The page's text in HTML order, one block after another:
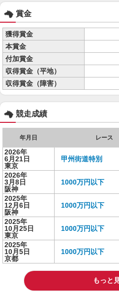
賞金
獲得賞金
本賞金
付加賞金
収得賞金（平地）
収得賞金（障害）
競走成績
年月日 レース
2026年
6月21日
東京
甲州街道特別
2026年
3月8日
阪神
1000万円以下
2025年
12月6日
阪神
1000万円以下
2025年
10月25日
東京
1000万円以下
2025年
10月5日
京都
1000万円以下
もっと